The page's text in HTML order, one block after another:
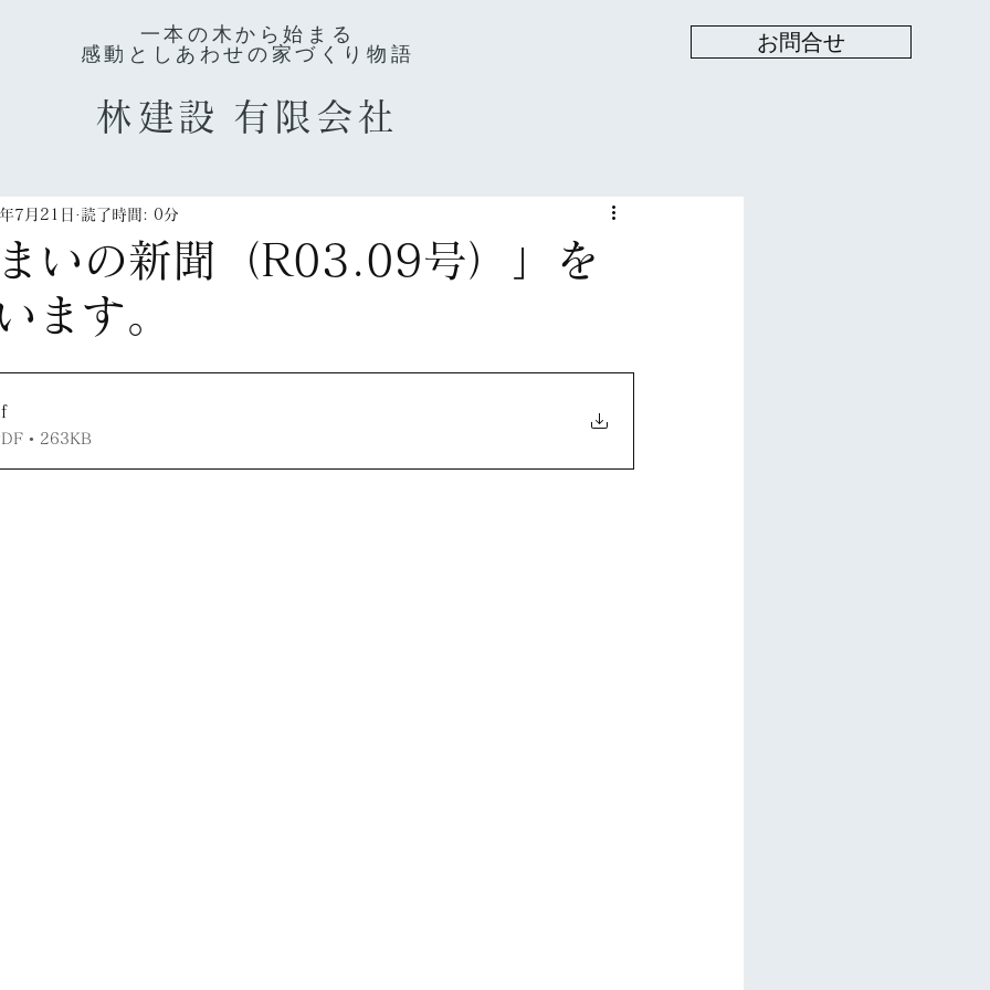
一本の木から始まる
感動としあわせの家づくり物語
林建設 有限会社
お問合せ
いの新聞（R03.09号）」を
ます。
7月21日 読了時間: 0分
• 263KB